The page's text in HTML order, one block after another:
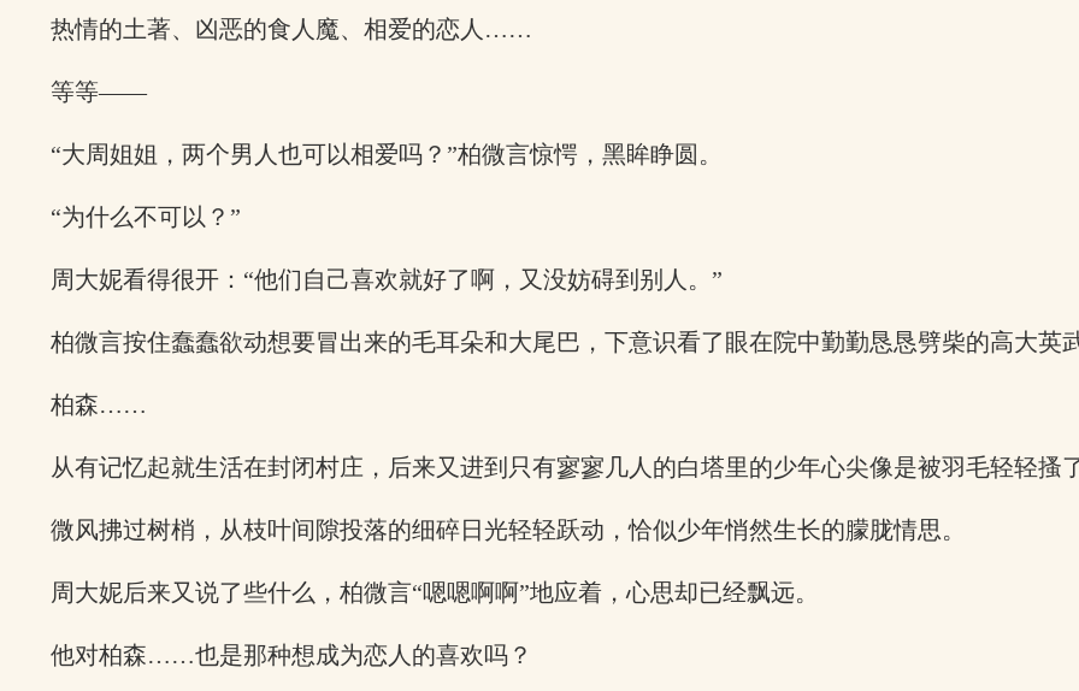
热情的土著、凶恶的食人魔、相爱的恋人……
等等——
“大周姐姐，两个男人也可以相爱吗？”柏微言惊愕，黑眸睁圆。
“为什么不可以？”
周大妮看得很开：“他们自己喜欢就好了啊，又没妨碍到别人。”
柏微言按住蠢蠢欲动想要冒出来的毛耳朵和大尾巴，下意识看了眼在院中勤勤恳恳劈柴的高大英
柏森……
从有记忆起就生活在封闭村庄，后来又进到只有寥寥几人的白塔里的少年心尖像是被羽毛轻轻搔
微风拂过树梢，从枝叶间隙投落的细碎日光轻轻跃动，恰似少年悄然生长的朦胧情思。
周大妮后来又说了些什么，柏微言“嗯嗯啊啊”地应着，心思却已经飘远。
他对柏森……也是那种想成为恋人的喜欢吗？